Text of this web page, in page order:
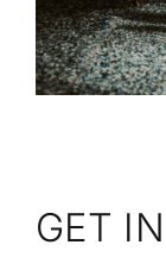
GET